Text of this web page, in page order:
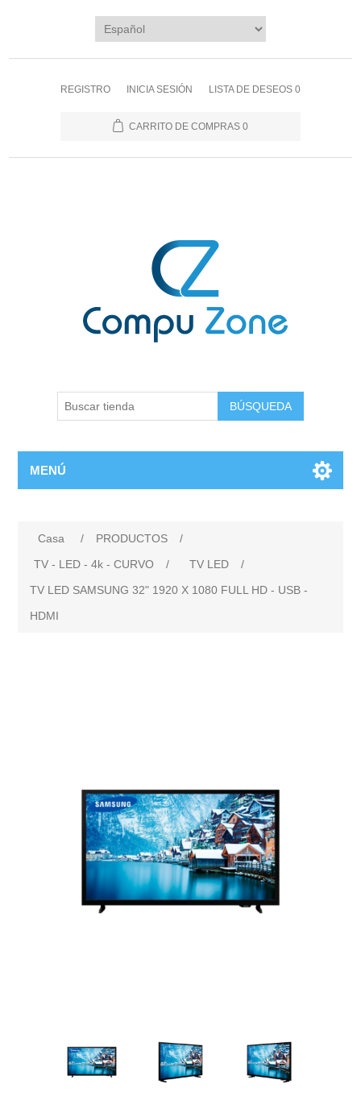
REGISTRO INICIA SESIÓN LISTA DE DESEOS 0
CARRITO DE COMPRAS 0
BÚSQUEDA
MENÚ
Casa / PRODUCTOS
/
TV - LED - 4k - CURVO
/ TV LED
/
TV LED SAMSUNG 32" 1920 X 1080 FULL HD - USB -
HDMI